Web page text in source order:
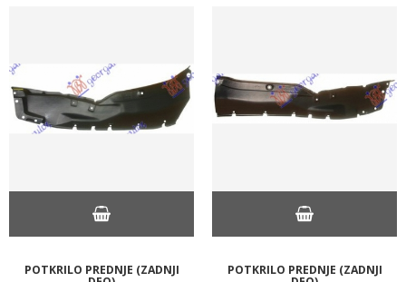
POTKRILO PREDNJE (ZADNJI POTKRILO PREDNJE (ZADNJI